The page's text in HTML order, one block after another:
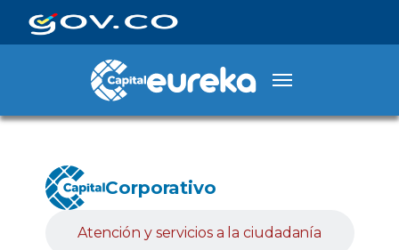
Corporativo
Atención y servicios a la ciudadanía